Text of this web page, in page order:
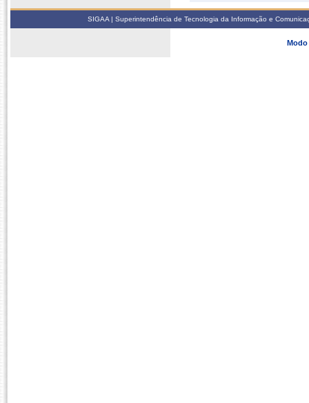
SIGAA | Superintendência de Tecnologia da Informação e
Modo